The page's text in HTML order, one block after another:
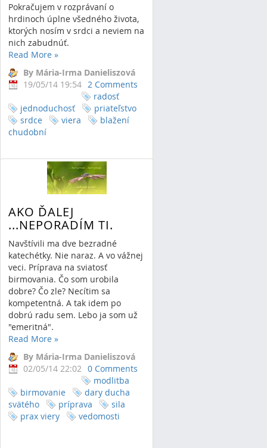
Pokračujem v rozprávaní o
hrdinoch úplne všedného života,
ktorých nosím v srdci a neviem na
nich zabudnúť.
Read More »
By Mária-Irma Danieliszová
19/05/14 19:54 2 Comments
radosť
jednoduchosť
priateľstvo
srdce
viera
blažení
chudobní
AKO ĎALEJ
...NEPORADÍM TI.
Navštívili ma dve bezradné
katechétky. Nie naraz. A vo vážnej
veci. Príprava na sviatosť
birmovania. Čo som urobila
dobre? Čo zle? Necítim sa
kompetentná. A tak idem po
dobrú radu sem. Lebo ja som už
"emeritná".
Read More »
By Mária-Irma Danieliszová
02/05/14 22:02 0 Comments
modlitba
birmovanie
dary ducha
svätého
príprava
sila
prax viery
vedomosti